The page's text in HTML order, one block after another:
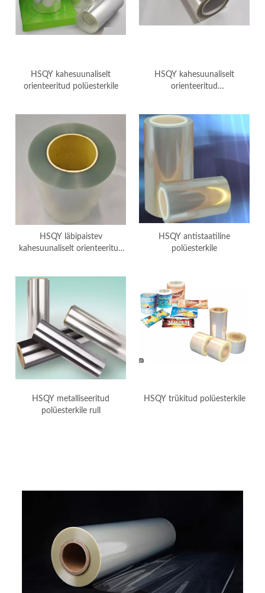
HSQY kahesuunaliselt
orienteeritud polüesterkile
HSQY kahesuunaliselt
orienteeritud
HSQY läbipaistev
kahesuunaliselt orienteeritud
HSQY antistaatiline
polüesterkile
HSQY metalliseeritud
polüesterkile rull
HSQY trükitud polüesterkile